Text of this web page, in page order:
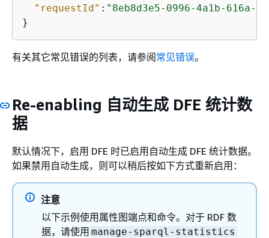
"requestId" : "8eb8d3e5-0996-4a1b-616a-
}
有关其它常见错误的列表，请参阅常见错误。
Re-enabling 自动生成 DFE 统计数
据
默认情况下，启用 DFE 时已启用自动生成 DFE 统计数据。
如果禁用自动生成，则可以稍后按如下方式重新启用：
注意
以下示例使用属性图端点和命令。对于 RDF 数
据，请使用 manage-sparql-statistics